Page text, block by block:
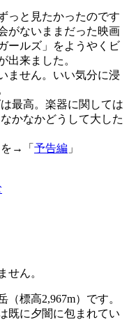
っと見たかったのです
がないままだった映画
ールズ」をようやくビ
出来ました。
ません。いい気分に浸
最高。楽器に関しては
かなかどうして大した
→「 予告編 」
せん。
（標高2,967m）です。
既に夕闇に包まれてい